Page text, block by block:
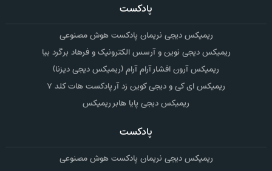
پادکست
ریمیکس دیجی نریمان پادکست هوش مصنوعی
ریمیکس دیجی نوین و آرسس الکترونیک و فرهاد برگرد بیا
ریمیکس آرون افشار آرام آرام (ریمیکس دیجی دیزنا)
ریمیکس ای کی و دیجی کوین زد آر پادکست هات کلد ۷
ریمیکس دیجی پایا هابر ریمیکس
پادکست
ریمیکس دیجی نریمان پادکست هوش مصنوعی